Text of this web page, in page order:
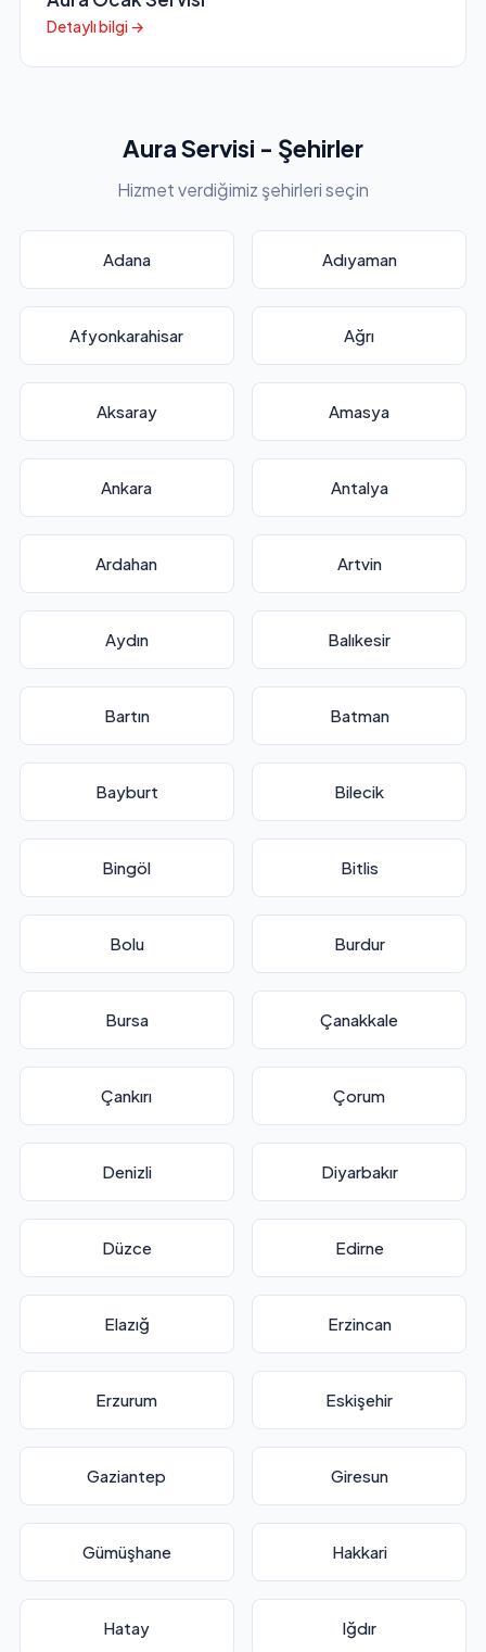
Detaylı bilgi →
Aura Servisi - Şehirler
Hizmet verdiğimiz şehirleri seçin
Adana Adıyaman
Afyonkarahisar Ağrı
Aksaray Amasya
Ankara Antalya
Ardahan Artvin
Aydın Balıkesir
Bartın Batman
Bayburt Bilecik
Bingöl Bitlis
Bolu Burdur
Bursa Çanakkale
Çankırı Çorum
Denizli Diyarbakır
Düzce Edirne
Elazığ Erzincan
Erzurum Eskişehir
Gaziantep Giresun
Gümüşhane Hakkari
Hatay Iğdır